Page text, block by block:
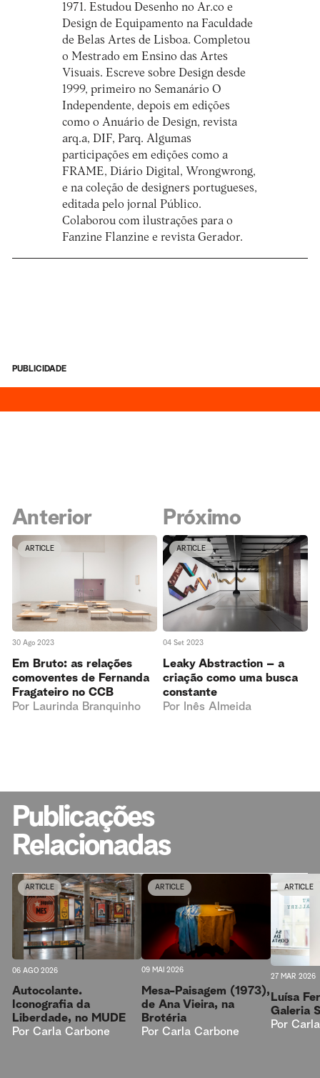
1971. Estudou Desenho no Ar.co e
Design de Equipamento na Faculdade
de Belas Artes de Lisboa. Completou
o Mestrado em Ensino das Artes
Visuais. Escreve sobre Design desde
1999, primeiro no Semanário O
Independente, depois em edições
como o Anuário de Design, revista
arq.a, DIF, Parq. Algumas
participações em edições como a
FRAME, Diário Digital, Wrongwrong,
e na coleção de designers portugueses,
editada pelo jornal Público.
Colaborou com ilustrações para o
Fanzine Flanzine e revista Gerador.
PUBLICIDADE
Anterior
ARTICLE
30 Ago 2023
Em Bruto: as relações
comoventes de Fernanda
Fragateiro no CCB
Por Laurinda Branquinho
Próximo
ARTICLE
04 Set 2023
Leaky Abstraction – a
criação como uma busca
constante
Por Inês Almeida
Publicações
Relacionadas
ARTICLE
06 AGO 2026
Autocolante.
Iconografia da
Liberdade, no MUDE
Por Carla Carbone
ARTICLE
09 MAI 2026
Mesa-Paisagem (1973),
de Ana Vieira, na
Brotéria
Por Carla Carbone
ARTICLE
27 MAR 2026
Luísa
Galeria
Por